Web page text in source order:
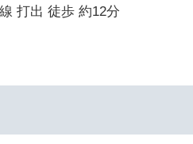
打出 徒歩 約12分